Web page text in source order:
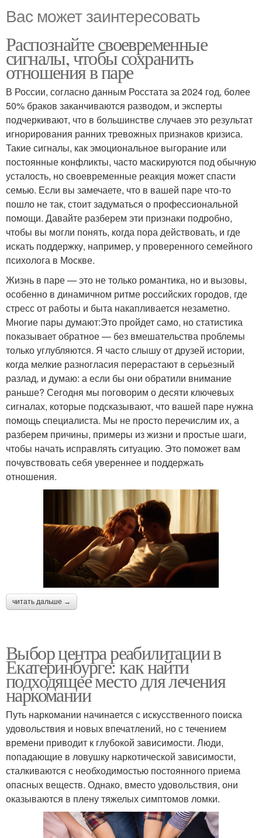
Вас может заинтересовать
Распознайте своевременные
сигналы, чтобы сохранить
отношения в паре
В России, согласно данным Росстата за 2024 год, более
50% браков заканчиваются разводом, и эксперты
подчеркивают, что в большинстве случаев это результат
игнорирования ранних тревожных признаков кризиса.
Такие сигналы, как эмоциональное выгорание или
постоянные конфликты, часто маскируются под обычную
усталость, но своевременные реакция может спасти
семью. Если вы замечаете, что в вашей паре что-то
пошло не так, стоит задуматься о профессиональной
помощи. Давайте разберем эти признаки подробно,
чтобы вы могли понять, когда пора действовать, и где
искать поддержку, например, у проверенного семейного
психолога в Москве.
Жизнь в паре — это не только романтика, но и вызовы,
особенно в динамичном ритме российских городов, где
стресс от работы и быта накапливается незаметно.
Многие пары думают:Это пройдет само, но статистика
показывает обратное — без вмешательства проблемы
только углубляются. Я часто слышу от друзей истории,
когда мелкие разногласия перерастают в серьезный
разлад, и думаю: а если бы они обратили внимание
раньше? Сегодня мы поговорим о десяти ключевых
сигналах, которые подсказывают, что вашей паре нужна
помощь специалиста. Мы не просто перечислим их, а
разберем причины, примеры из жизни и простые шаги,
чтобы начать исправлять ситуацию. Это поможет вам
почувствовать себя увереннее и поддержать
отношения.
читать дальше →
Выбор центра реабилитации в
Екатеринбурге: как найти
подходящее место для лечения
наркомании
Путь наркомании начинается с искусственного поиска
удовольствия и новых впечатлений, но с течением
времени приводит к глубокой зависимости. Люди,
попадающие в ловушку наркотической зависимости,
сталкиваются с необходимостью постоянного приема
опасных веществ. Однако, вместо удовольствия, они
оказываются в плену тяжелых симптомов ломки.